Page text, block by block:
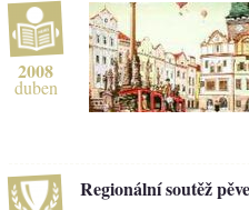
2008
duben
Regionální soutěž